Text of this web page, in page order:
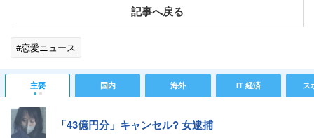
記事へ戻る
#恋愛ニュース
主要 国内 海外 IT 経済 ス
「43億円分」キャンセル? 女逮捕